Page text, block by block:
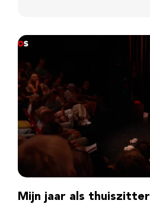
Mijn jaar als thuiszitter